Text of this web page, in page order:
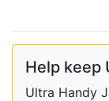
Help keep
Ultra Handy